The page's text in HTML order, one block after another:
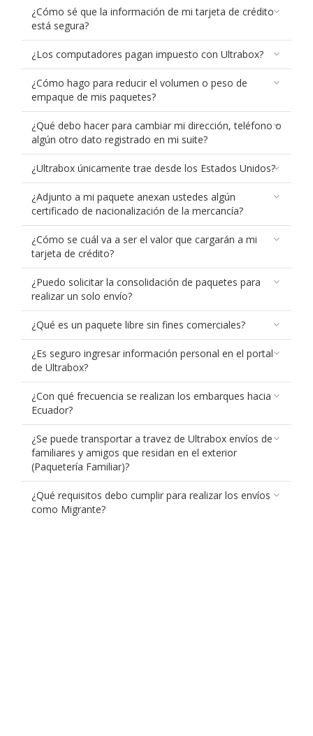
¿Cómo sé que la información de mi tarjeta de crédito
está segura?
¿Los computadores pagan impuesto con Ultrabox?
¿Cómo hago para reducir el volumen o peso de
empaque de mis paquetes?
¿Qué debo hacer para cambiar mi dirección, teléfono o
algún otro dato registrado en mi suite?
¿Ultrabox únicamente trae desde los Estados Unidos?
¿Adjunto a mi paquete anexan ustedes algún
certificado de nacionalización de la mercancía?
¿Cómo se cuál va a ser el valor que cargarán a mi
tarjeta de crédito?
¿Puedo solicitar la consolidación de paquetes para
realizar un solo envío?
¿Qué es un paquete libre sin fines comerciales?
¿Es seguro ingresar información personal en el portal
de Ultrabox?
¿Con qué frecuencia se realizan los embarques hacia
Ecuador?
¿Se puede transportar a travez de Ultrabox envíos de
familiares y amigos que residan en el exterior
(Paquetería Familiar)?
¿Qué requisitos debo cumplir para realizar los envíos
como Migrante?